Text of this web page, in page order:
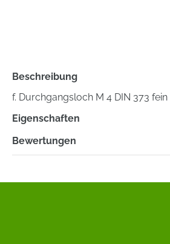
Beschreibung
f. Durchgangsloch M 4 DIN 373 fein
Eigenschaften
Bewertungen